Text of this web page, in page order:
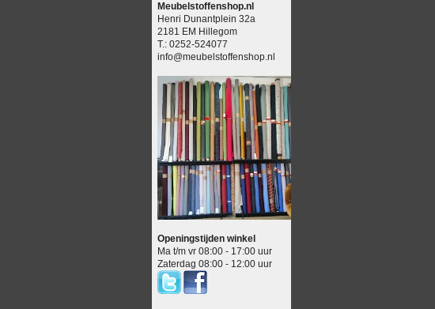
Meubelstoffenshop.nl
Henri Dunantplein 32a
2181 EM Hillegom
T.: 0252-524077
info@meubelstoffenshop.nl
Openingstijden winkel
Ma t/m vr 08:00 - 17:00 uur
Zaterdag 08:00 - 12:00 uur